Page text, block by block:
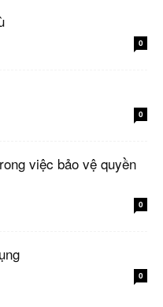
0
0
việc bảo vệ quyền
0
0